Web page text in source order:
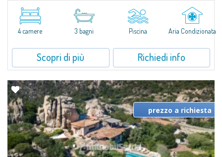
community di circa 100 ville singole e bifamiliari, a pochi minuti da Golfo
Aranci, con vista straordinaria che spazia dall’Isola di Tavolara...
4 camere 3 bagni Piscina Aria Condizionata
Scopri di più Richiedi info
prezzo a richiesta